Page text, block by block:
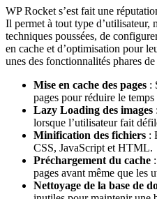
WP Rocket s’est fait une
Il permet à tout type d’utilisateur,
techniques poussées, de
en cache et d’optimisation pour
unes des fonctionnalités phares
Mise en cache des pages :
pages pour réduire le
Lazy Loading des images
lorsque l’utilisateur fait
Minification des fichiers :
CSS, JavaScript et HTML.
Préchargement du cache
pages avant même que les
Nettoyage de la base de